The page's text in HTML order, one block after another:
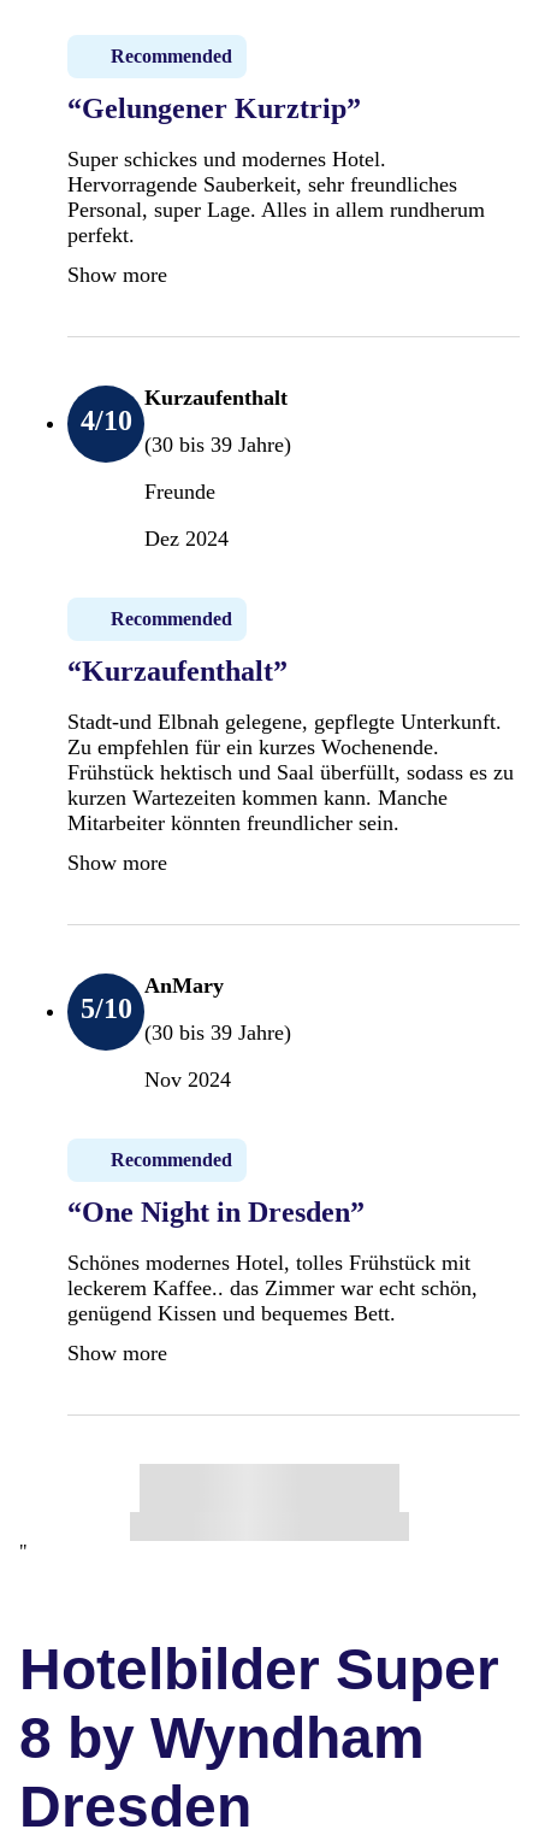
Recommended
“Gelungener Kurztrip”
Super schickes und modernes Hotel.
Hervorragende Sauberkeit, sehr freundliches
Personal, super Lage. Alles in allem rundherum
perfekt.
Show more
4/10
Kurzaufenthalt
(30 bis 39 Jahre)
Freunde
Dez 2024
Recommended
“Kurzaufenthalt”
Stadt-und Elbnah gelegene, gepflegte Unterkunft.
Zu empfehlen für ein kurzes Wochenende.
Frühstück hektisch und Saal überfüllt, sodass es zu
kurzen Wartezeiten kommen kann. Manche
Mitarbeiter könnten freundlicher sein.
Show more
5/10
AnMary
(30 bis 39 Jahre)
Nov 2024
Recommended
“One Night in Dresden”
Schönes modernes Hotel, tolles Frühstück mit
leckerem Kaffee.. das Zimmer war echt schön,
genügend Kissen und bequemes Bett.
Show more
"
Hotelbilder Super
8 by Wyndham
Dresden